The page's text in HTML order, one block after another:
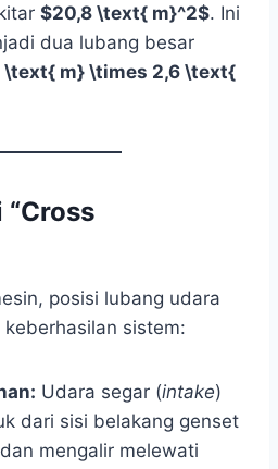
$20,8 \text{ m}^2$. Ini
dua lubang besar
\text{ m} \times 2,6 \text{
posisi lubang udara
sistem:
Udara segar (intake)
dari sisi belakang genset
mengalir melewati